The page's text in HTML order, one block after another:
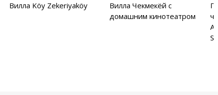
Вилла Köy Zekeriyaköy
Вилла Чекмекёй с
домашним кинотеатром